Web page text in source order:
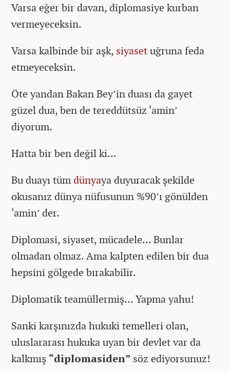
Varsa eğer bir davan, diplomasiye kurban
vermeyeceksin.
Varsa kalbinde bir aşk, siyasetuğruna feda
etmeyeceksin.
Öte yandan Bakan Bey’in duası da gayet
güzel dua, ben de tereddütsüz ‘amin’
diyorum.
Hatta bir ben değil ki…
Bu duayı tümdünyaya duyuracak şekilde
okusanız dünya nüfusunun %90’ı gönülden
‘amin’ der.
Diplomasi, siyaset, mücadele... Bunlar
olmadan olmaz. Ama kalpten edilen bir dua
hepsini gölgede bırakabilir.
Diplomatik teamüllermiş… Yapma yahu!
Sanki karşınızda hukuki temelleri olan,
uluslararası hukuka uyan bir devlet var da
kalkmış “diplomasiden” söz ediyorsunuz!